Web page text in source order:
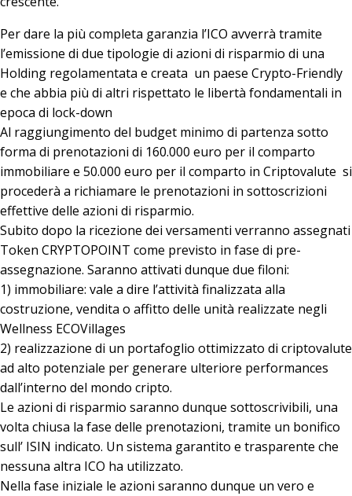
Per dare la più completa garanzia l’ICO avverrà tramite
l’emissione di due tipologie di azioni di risparmio di una
Holding regolamentata e creata un paese Crypto-Friendly
e che abbia più di altri rispettato le libertà fondamentali in
epoca di lock-down
Al raggiungimento del budget minimo di partenza sotto
forma di prenotazioni di 160.000 euro per il comparto
immobiliare e 50.000 euro per il comparto in Criptovalute si
procederà a richiamare le prenotazioni in sottoscrizioni
effettive delle azioni di risparmio.
Subito dopo la ricezione dei versamenti verranno assegnati
Token CRYPTOPOINT come previsto in fase di pre-
assegnazione. Saranno attivati dunque due filoni:
1) immobiliare: vale a dire l’attività finalizzata alla
costruzione, vendita o affitto delle unità realizzate negli
Wellness ECOVillages
2) realizzazione di un portafoglio ottimizzato di criptovalute
ad alto potenziale per generare ulteriore performances
dall’interno del mondo cripto.
Le azioni di risparmio saranno dunque sottoscrivibili, una
volta chiusa la fase delle prenotazioni, tramite un bonifico
sull’ ISIN indicato. Un sistema garantito e trasparente che
nessuna altra ICO ha utilizzato.
Nella fase iniziale le azioni saranno dunque un vero e